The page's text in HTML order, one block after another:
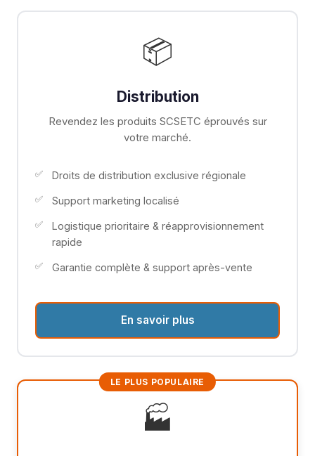
📦
Distribution
Revendez les produits SCSETC éprouvés sur
votre marché.
Droits de distribution exclusive régionale
Support marketing localisé
Logistique prioritaire & réapprovisionnement
rapide
Garantie complète & support après-vente
En savoir plus
LE PLUS POPULAIRE
🏭